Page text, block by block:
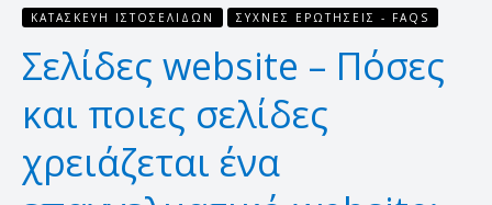
ΚΑΤΑΣΚΕΥΉ ΙΣΤΟΣΕΛΊΔΩΝ ΣΥΧΝΈΣ ΕΡΩΤΉΣΕΙΣ - FAQS
Σελίδες website – Πόσες
και ποιες σελίδες
χρειάζεται ένα